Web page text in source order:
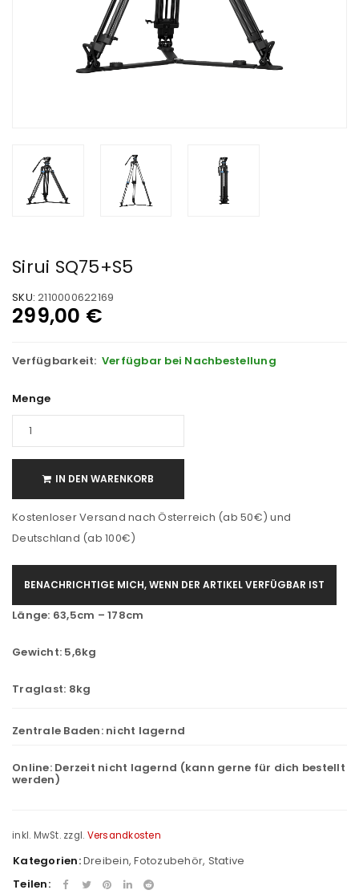
Sirui SQ75+S5
SKU: 2110000622169
299,00 €
Verfügbarkeit: Verfügbar bei Nachbestellung
Menge
IN DEN WARENKORB
Kostenloser Versand nach Österreich (ab 50€) und
Deutschland (ab 100€)
BENACHRICHTIGE MICH, WENN DER ARTIKEL VERFÜGBAR IST
Länge: 63,5cm – 178cm
Gewicht: 5,6kg
Traglast: 8kg
Zentrale Baden: nicht lagernd
Online: Derzeit nicht lagernd (kann gerne für dich bestellt
werden)
inkl. MwSt. zzgl. Versandkosten
Kategorien:Dreibein,Fotozubehör, Stative
Teilen: